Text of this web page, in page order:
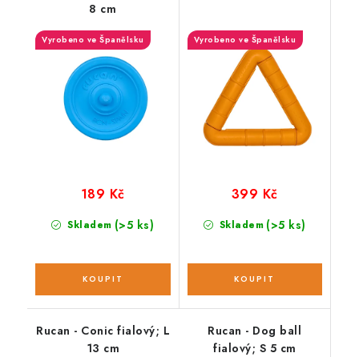
8 cm
Vyrobeno ve Španělsku
Skladem (>5 ks)
189 Kč
Vyrobeno ve Španělsku
Skladem (>5 ks)
399 Kč
Rucan - Conic fialový; L
13 cm
Rucan - Dog ball
fialový; S 5 cm